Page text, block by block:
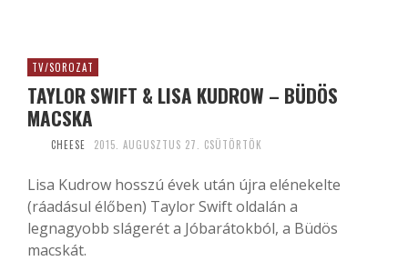
TV/SOROZAT
TAYLOR SWIFT & LISA KUDROW – BÜDÖS
MACSKA
CHEESE 2015. AUGUSZTUS 27. CSÜTÖRTÖK
Lisa Kudrow hosszú évek után újra elénekelte
(ráadásul élőben) Taylor Swift oldalán a
legnagyobb slágerét a Jóbarátokból, a Büdös
macskát.